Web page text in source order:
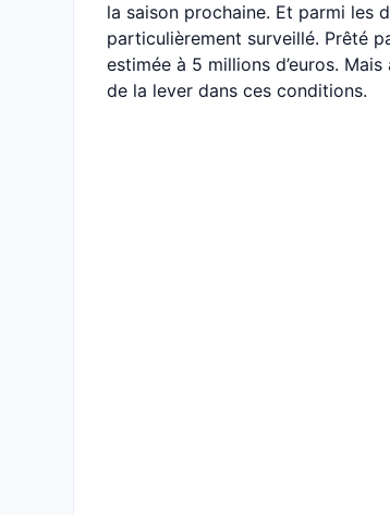
la saison prochaine. Et parmi les
particulièrement surveillé. Prêté
estimée à 5 millions d’euros.
de la lever dans ces conditions.